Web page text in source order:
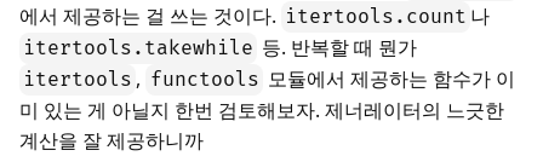
에서 제공하는 걸 쓰는 것이다. itertools.count 나
itertools.takewhile 등. 반복할 때 뭔가
itertools , functools 모듈에서 제공하는 함수가 이
미 있는 게 아닐지 한번 검토해보자. 제너레이터의 느긋한
계산을 잘 제공하니까